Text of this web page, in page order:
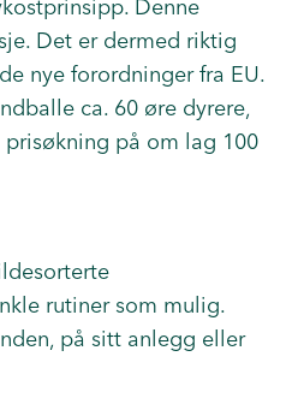
Denne
Det er dermed riktig
nye forordninger fra EU.
ca. 60 øre dyrere,
på om lag 100
rutiner som mulig.
på sitt anlegg eller